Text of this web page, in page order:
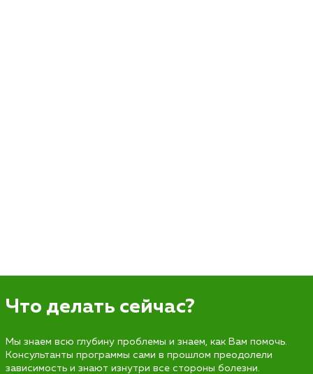
Что делать сейчас?
Мы знаем всю глубину проблемы и знаем, как Вам помочь.
Консультанты программы сами в прошлом преодолели
зависимость и знают изнутри все стороны болезни.